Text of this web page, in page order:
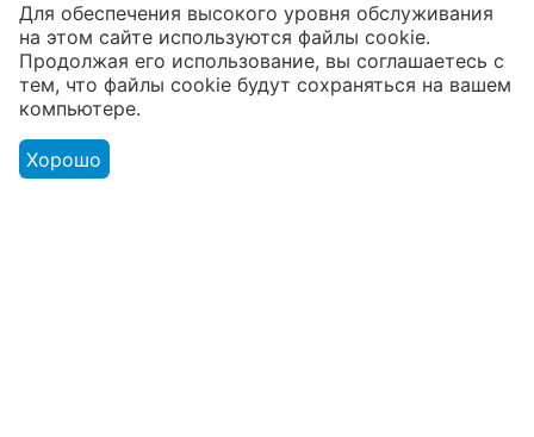
В наличии более 4000 наименований
товаров
От расходников до сценического
Для обеспечения высокого уровня обслуживания
на этом сайте используются файлы cookie.
Продолжая его использование, вы соглашаетесь с
тем, что файлы cookie будут сохраняться на вашем
компьютере.
Хорошо